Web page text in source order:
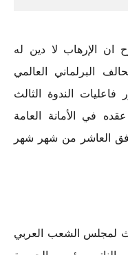
ان الإرهاب لا دين له
البرلماني العالمي
فاعليات الندوة الثالث
في الأمانة العامة
العاشر من شهر شهر
لمجلس الشعب العربي